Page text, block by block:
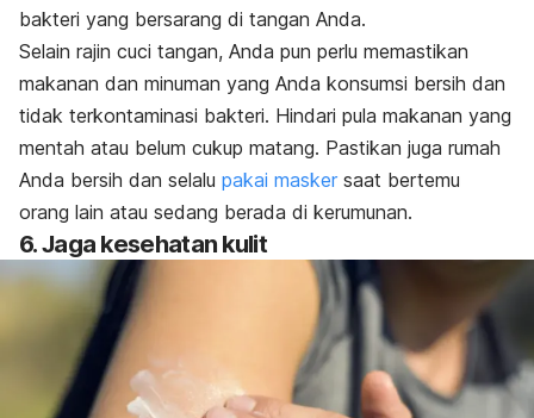
bakteri yang bersarang di tangan Anda.
Selain rajin cuci tangan, Anda pun perlu memastikan
makanan dan minuman yang Anda konsumsi bersih dan
tidak terkontaminasi bakteri. Hindari pula makanan yang
mentah atau belum cukup matang. Pastikan juga rumah
Anda bersih dan selalu pakai masker saat bertemu
orang lain atau sedang berada di kerumunan.
6. Jaga kesehatan kulit